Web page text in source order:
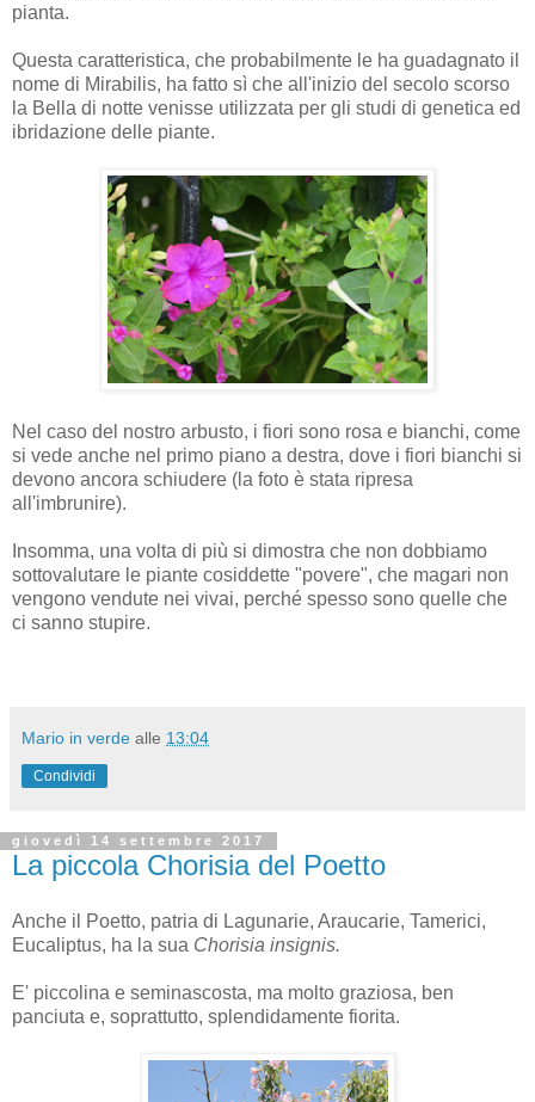
pianta.
Questa caratteristica, che probabilmente le ha guadagnato il
nome di Mirabilis, ha fatto sì che all'inizio del secolo scorso
la Bella di notte venisse utilizzata per gli studi di genetica ed
ibridazione delle piante.
Nel caso del nostro arbusto, i fiori sono rosa e bianchi, come
si vede anche nel primo piano a destra, dove i fiori bianchi si
devono ancora schiudere (la foto è stata ripresa
all'imbrunire).
Insomma, una volta di più si dimostra che non dobbiamo
sottovalutare le piante cosiddette "povere", che magari non
vengono vendute nei vivai, perché spesso sono quelle che
ci sanno stupire.
Mario in verde alle 13:04
Condividi
giovedì 14 settembre 2017
La piccola Chorisia del Poetto
Anche il Poetto, patria di Lagunarie, Araucarie, Tamerici,
Eucaliptus, ha la sua Chorisia insignis.
E' piccolina e seminascosta, ma molto graziosa, ben
panciuta e, soprattutto, splendidamente fiorita.